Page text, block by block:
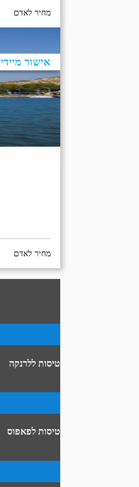
מחיר לאדם
מחיר לאדם
אישור מיידי
טיסות ללרנקה
טיסות לפאפוס